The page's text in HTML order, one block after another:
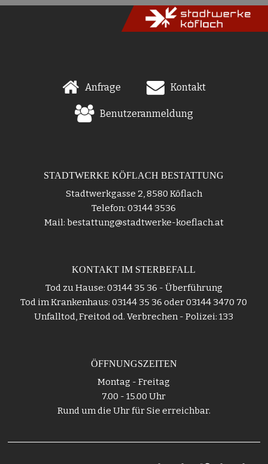
Anfrage Kontakt
Benutzeranmeldung
STADTWERKE KÖFLACH BESTATTUNG
Stadtwerkgasse 2, 8580 Köflach
Telefon: 03144 3536
Mail: bestattung@stadtwerke-koeflach.at
KONTAKT IM STERBEFALL
Tod zu Hause: 03144 35 36 - Überführung
Tod im Krankenhaus: 03144 35 36 oder 03144 3470 70
Unfalltod, Freitod od. Verbrechen - Polizei: 133
ÖFFNUNGSZEITEN
Montag - Freitag
7.00 - 15.00 Uhr
Rund um die Uhr für Sie erreichbar.